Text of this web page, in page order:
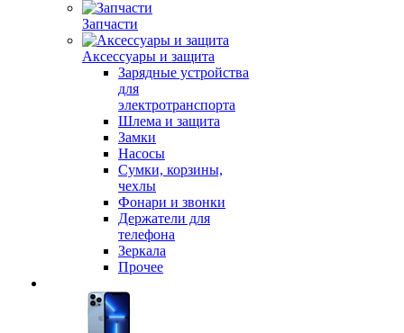
Запчасти
Аксессуары и защита
Зарядные устройства
для
электротранспорта
Шлема и защита
Замки
Насосы
Сумки, корзины,
чехлы
Фонари и звонки
Держатели для
телефона
Зеркала
Прочее